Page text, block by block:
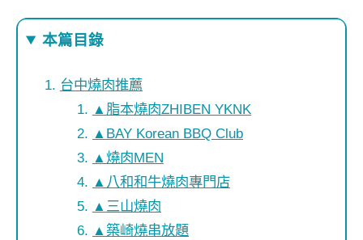
本篇目錄
台中燒肉推薦
▲脂本燒肉ZHIBEN YKNK
▲BAY Korean BBQ Club
▲燒肉MEN
▲八和和牛燒肉專門店
▲三山燒肉
▲築崎燒串放題